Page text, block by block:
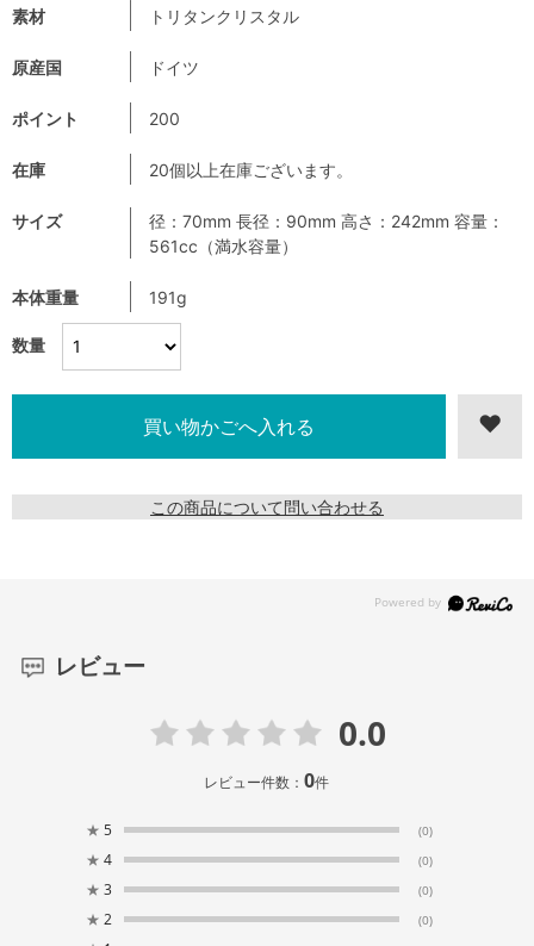
数量
素材 トリタンクリスタル
原産国 ドイツ
ポイント 200
在庫 20個以上在庫ございます。
サイズ
径：70mm 長径：90mm 高さ：242mm 容量：
561cc（満水容量）
本体重量 191g
この商品について問い合わせる
レビュー
0.0
レビュー件数：0件
★ 5 (0)
★ 4 (0)
★ 3 (0)
★ 2 (0)